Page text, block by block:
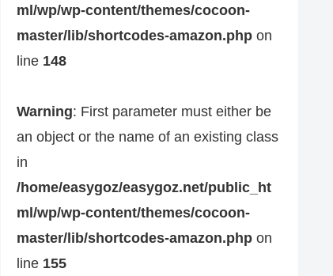
ml/wp/wp-content/themes/cocoon-
master/lib/shortcodes-amazon.php on
line 148
Warning: First parameter must either be
an object or the name of an existing class
in
/home/easygoz/easygoz.net/public_ht
ml/wp/wp-content/themes/cocoon-
master/lib/shortcodes-amazon.php on
line 155